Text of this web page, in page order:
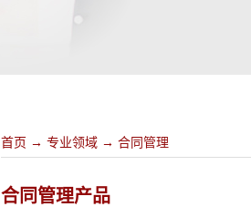
首页 → 专业领域 → 合同管理
合同管理产品